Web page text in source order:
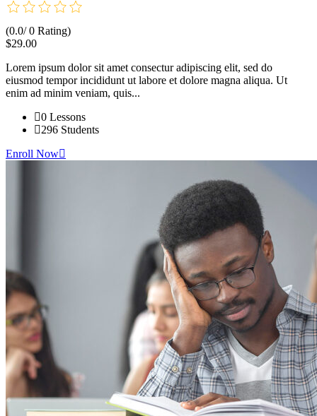
(0.0/ 0 Rating)
$29.00
Lorem ipsum dolor sit amet consectur adipiscing elit, sed do
eiusmod tempor incididunt ut labore et dolore magna aliqua. Ut
enim ad minim veniam, quis...
0 Lessons
296 Students
Enroll Now